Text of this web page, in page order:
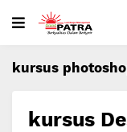
kursus
kursus